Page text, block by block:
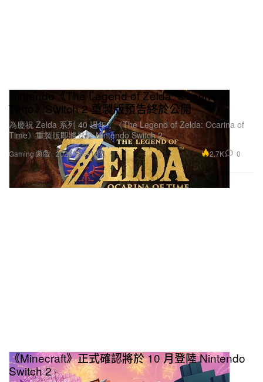
Gaming 遊戲
Nintendo《The Legend of Zelda: Ocarina of
Time》Switch 2 重製版預告終於公開
為慶祝 Zelda 系列 40 週年，《The Legend of Zelda: Ocarina of
Time》重製版即將登陸 Nintendo Switch 2。
2026年6月10日 2.7K 0
《Minecraft》正式確認將於 10 月登陸 Nintendo
Switch 2